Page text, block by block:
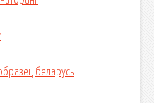
беларусь